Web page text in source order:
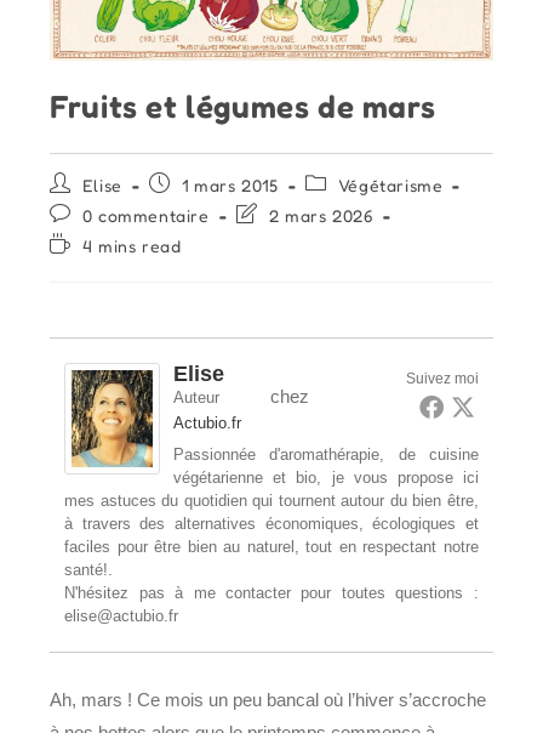
Fruits et légumes de mars
Auteur/autrice
de
la
publication :
Elise
Publication
publiée :
1 mars 2015
Post
category:
Végétarisme
Commentaires
de
la
0 commentaire
Dernière
2 mars 2026
Temps4 mins read
Suivez moi
Elise
Auteur chez
Actubio.fr
Passionnée d'aromathérapie, de cuisine
végétarienne et bio, je vous propose ici
mes astuces du quotidien qui tournent autour du bien être,
à travers des alternatives économiques, écologiques et
faciles pour être bien au naturel, tout en respectant notre
santé!.
N'hésitez pas à me contacter pour toutes questions :
elise@actubio.fr
Ah, mars ! Ce mois un peu bancal où l’hiver s’accroche